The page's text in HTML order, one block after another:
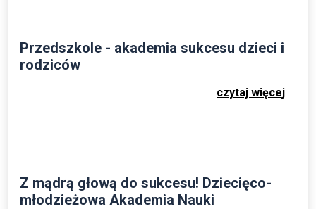
Przedszkole - akademia sukcesu dzieci i
rodziców
czytaj więcej
Z mądrą głową do sukcesu! Dziecięco-
młodzieżowa Akademia Nauki